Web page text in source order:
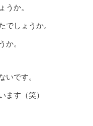
うか。
でしょうか。
か。
いです。
ます（笑）